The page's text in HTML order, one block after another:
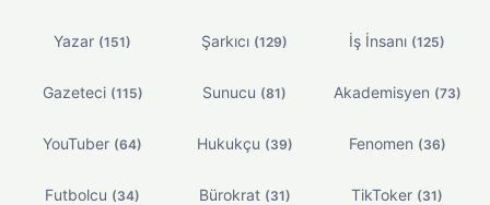
Yazar (151) Şarkıcı (129) İş İnsanı (125)
Gazeteci (115) Sunucu (81) Akademisyen (73)
YouTuber (64) Hukukçu (39) Fenomen (36)
Futbolcu (34) Bürokrat (31) TikToker (31)